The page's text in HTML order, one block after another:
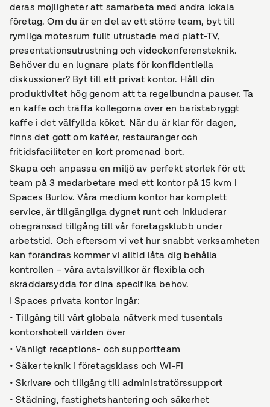
deras möjligheter att samarbeta med andra lokala
företag. Om du är en del av ett större team, byt till
rymliga mötesrum fullt utrustade med platt-TV,
presentationsutrustning och videokonferensteknik.
Behöver du en lugnare plats för konfidentiella
diskussioner? Byt till ett privat kontor. Håll din
produktivitet hög genom att ta regelbundna pauser. Ta
en kaffe och träffa kollegorna över en baristabryggt
kaffe i det välfyllda köket. När du är klar för dagen,
finns det gott om kaféer, restauranger och
fritidsfaciliteter en kort promenad bort.
Skapa och anpassa en miljö av perfekt storlek för ett
team på 3 medarbetare med ett kontor på 15 kvm i
Spaces Burlöv. Våra medium kontor har komplett
service, är tillgängliga dygnet runt och inkluderar
obegränsad tillgång till vår företagsklubb under
arbetstid. Och eftersom vi vet hur snabbt verksamheten
kan förändras kommer vi alltid låta dig behålla
kontrollen – våra avtalsvillkor är flexibla och
skräddarsydda för dina specifika behov.
I Spaces privata kontor ingår:
• Tillgång till vårt globala nätverk med tusentals
kontorshotell världen över
• Vänligt receptions- och supportteam
• Säker teknik i företagsklass och Wi-Fi
• Skrivare och tillgång till administratörssupport
• Städning, fastighetshantering och säkerhet